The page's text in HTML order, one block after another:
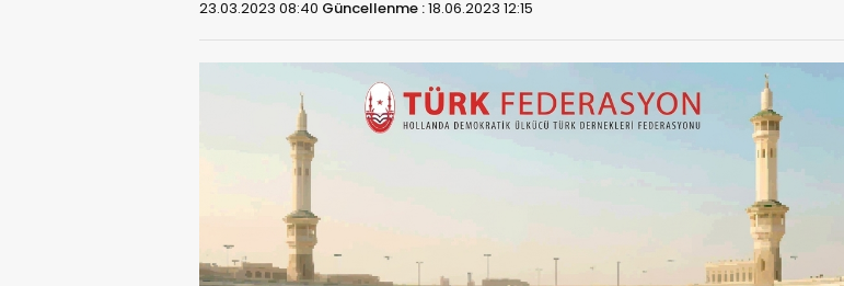
23.03.2023 08:40 Güncellenme :18.06.2023 12:15